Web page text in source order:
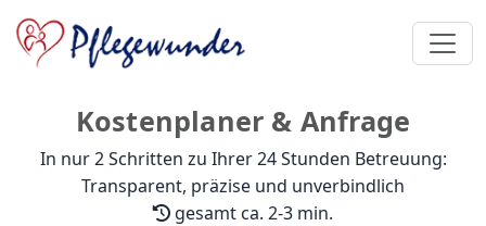
Kostenplaner & Anfrage
In nur 2 Schritten zu Ihrer 24 Stunden Betreuung:
Transparent, präzise und unverbindlich
gesamt ca. 2-3 min.